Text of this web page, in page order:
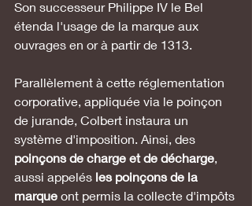
Son successeur Philippe IV le Bel
étenda l'usage de la marque aux
ouvrages en or à partir de 1313.
Parallèlement à cette réglementation
corporative, appliquée via le poinçon
de jurande, Colbert instaura un
système d'imposition. Ainsi, des
poinçons de charge et de décharge,
aussi appelés les poinçons de la
marque ont permis la collecte d'impôts